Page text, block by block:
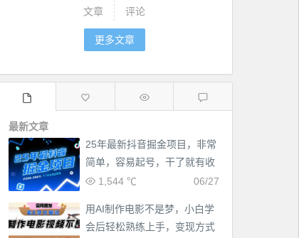
文章
评论
更多文章
最新文章
25年最新抖音掘金项目，非常
简单，容易起号，干了就有收
益那种
06/27
1,544 ℃
用AI制作电影不是梦，小白学
会后轻松熟练上手，变现方式